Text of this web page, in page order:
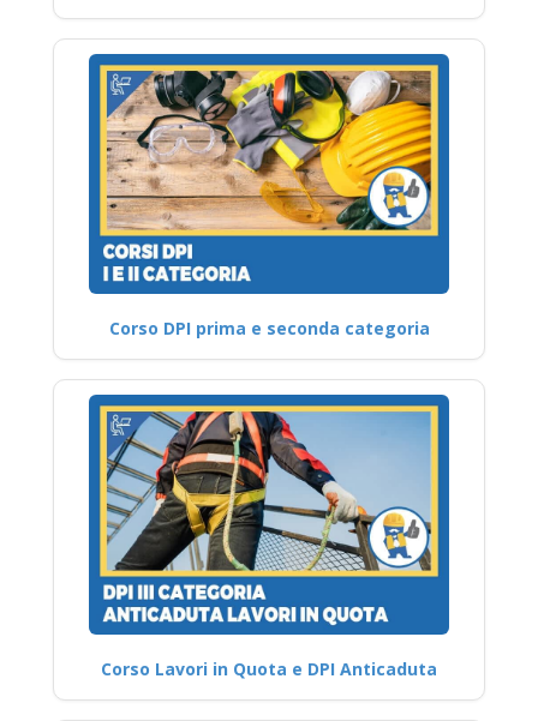
Corso DPI prima e seconda categoria
Corso Lavori in Quota e DPI Anticaduta